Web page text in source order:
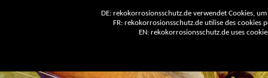
DE: rekokorrosionsschutz.de verwendet Cookies,
FR: rekokorrosionsschutz.de utilise des cookies
EN: rekokorrosionsschutz.de uses